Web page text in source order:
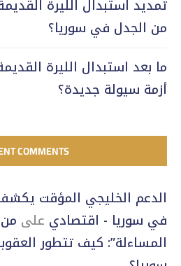
تمديد استبدال الليرة
من الجدل في سوريا؟
ما بعد استبدال الليرة
أزمة سيولة جديدة؟
COMMENTS
الدعم الخليجي المؤقت
في سوريا - اقتصادي على
المساءلة”: كيف تتطور